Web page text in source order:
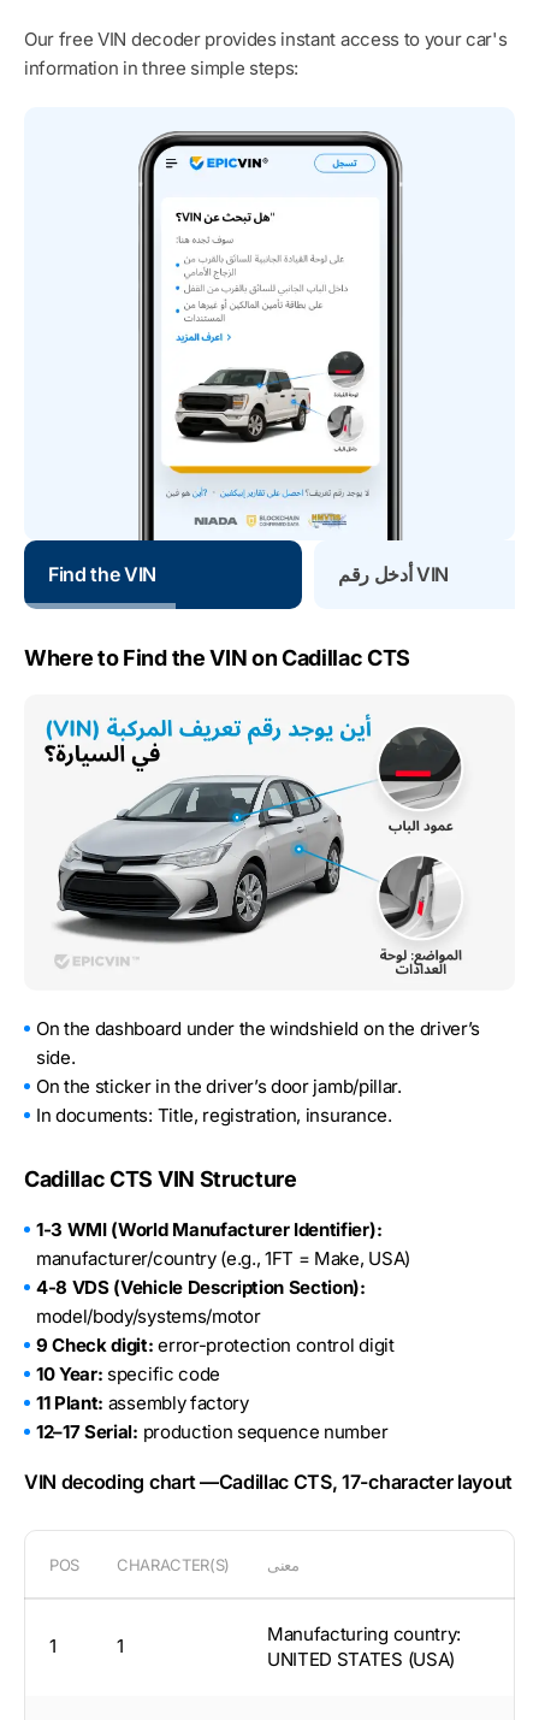
Our free VIN decoder provides instant access to your car's
information in three simple steps:
Find the VIN أدخل رقم VIN
Where to Find the VIN on Cadillac CTS
On the dashboard under the windshield on the driver’s
side.
On the sticker in the driver’s door jamb/pillar.
In documents: Title, registration, insurance.
Cadillac CTS VIN Structure
1-3 WMI (World Manufacturer Identifier):
manufacturer/country (e.g., 1FT = Make, USA)
4-8 VDS (Vehicle Description Section):
model/body/systems/motor
9 Check digit: error-protection control digit
10 Year: specific code
11 Plant: assembly factory
12–17 Serial: production sequence number
VIN decoding chart —Cadillac CTS, 17-character layout
POS CHARACTER(S) معنى
1 1
Manufacturing country:
UNITED STATES (USA)